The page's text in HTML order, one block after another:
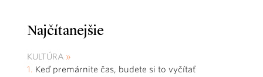
Najčítanejšie
KULTÚRA
Keď premárnite čas, budete si to vyčítať